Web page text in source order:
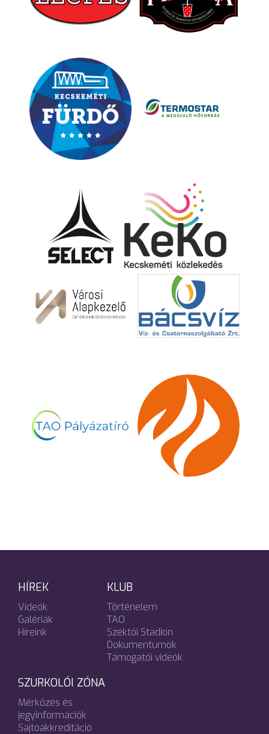
HÍREK
Videók
Galériák
Híreink
KLUB
Történelem
TAO
Széktói Stadion
Dokumentumok
Támogatói videók
SZURKOLÓI ZÓNA
Mérkőzés és
jegyinformációk
Sajtóakkreditáció